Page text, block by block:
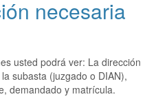
necesaria
usted podrá ver: La dirección
subasta (juzgado o DIAN),
demandado y matrícula.